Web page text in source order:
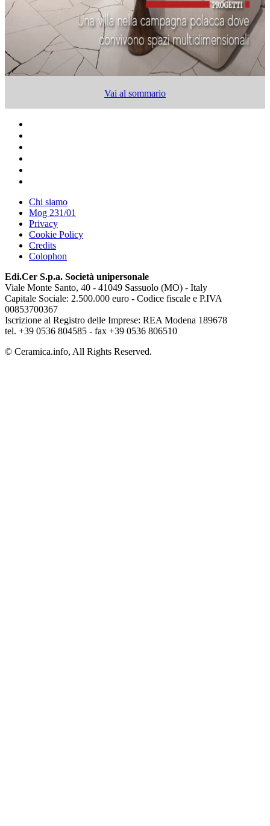
Vai al sommario
Chi siamo
Mog 231/01
Privacy
Cookie Policy
Credits
Colophon
Edi.Cer S.p.a. Società unipersonale
Viale Monte Santo, 40 - 41049 Sassuolo (MO) - Italy
Capitale Sociale: 2.500.000 euro - Codice fiscale e P.IVA
00853700367
Iscrizione al Registro delle Imprese: REA Modena 189678
tel. +39 0536 804585 - fax +39 0536 806510
© Ceramica.info, All Rights Reserved.